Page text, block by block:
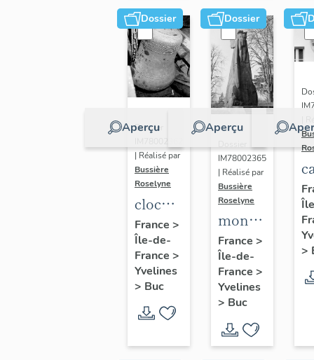
Dossier
Aperçu
Dossier
| Réalisé par
Bussière
Roselyne
cloche
dite
Louise
Auguste
Adélaïde
France >
Île-de-
France >
Yvelines
> Buc
Dossier
Aperçu
IM78002365
| Réalisé par
Bussière
Roselyne
monument
funéraire
de
Jean
Casale
France >
Île-de-
France >
Yvelines
> Buc
>